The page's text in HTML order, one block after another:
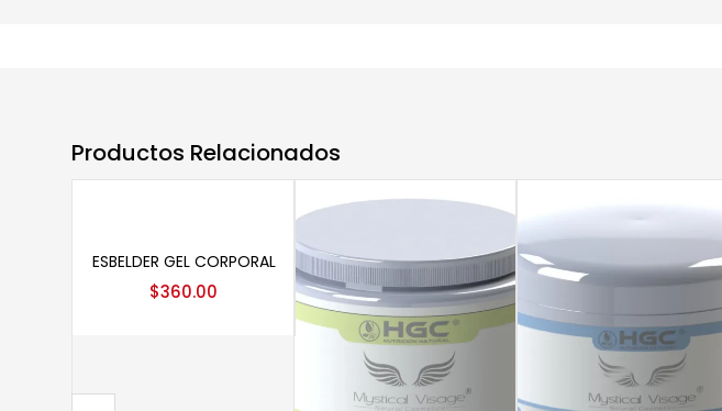
Productos Relacionados
ESBELDER GEL CORPORAL
$360.00